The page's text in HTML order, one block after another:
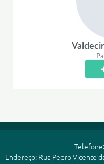
Endereço: Rua Pedro Vicente